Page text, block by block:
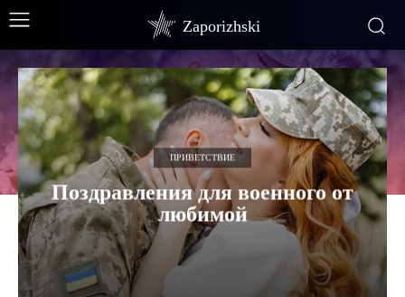
Zaporizhski
ПРИВЕТСТВИЕ
Поздравления для военного от
любимой